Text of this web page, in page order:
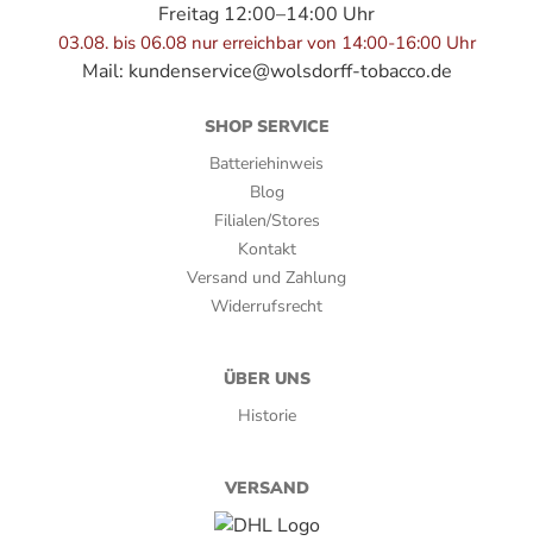
WOLSDORFF
Freitag 12:00–14:00 Uhr
03.08. bis 06.08 nur erreichbar von 14:00-16:00 Uhr
Mail: kundenservice@wolsdorff-tobacco.de
SHOP SERVICE
Batteriehinweis
Blog
Filialen/Stores
Kontakt
Versand und Zahlung
Widerrufsrecht
ÜBER UNS
Historie
VERSAND